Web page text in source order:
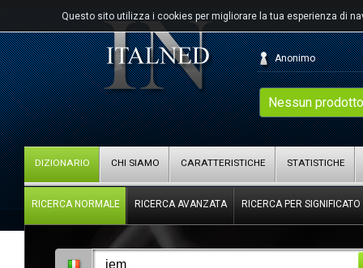
Questo sito utilizza i cookies per migliorare la tua esperienza di
Nessun
Anonimo
DIZIONARIO CHI SIAMO CARATTERISTICHE STATISTICHE
RICERCA NORMALE RICERCA AVANZATA RICERCA PER SIGNIFICATO